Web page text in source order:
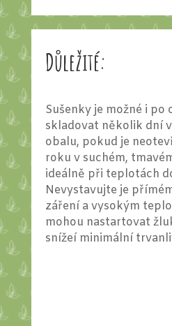
Důležité:
Sušenky je možné i po
skladovat několik dní
obalu, pokud je
roku v suchém,
ideálně při teplotách
Nevystavujte je
záření a vysokým
mohou nastartovat
snížeí minimální